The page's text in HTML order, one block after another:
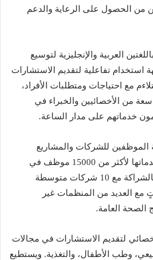
من الحصول على الرعاية والدعم
العربية والإنجليزية لتوسيع
استخدام تفاعلية لتقديم الاستشارات
مع احتياجات ومتطلبات الأفراد،
من الأخصائيين والخبراء في
خدماتهم على مدار الساعة.
الموظفين للشركات والمشاريع
التجارية بكافة فئاتها، وتتيح خدماتها لأكثر من 15000 موظف في
العديد من القطاعات، وذلك بالشراكة مع 10 شركات متوسطة
مع العديد من المنظمات غير
الصحة العامة.
“اسأل” أكثر من 350 أخصائي لتقديم الاستشارات في مجالات
وطب الأطفال، والتغذية. ويستطيع